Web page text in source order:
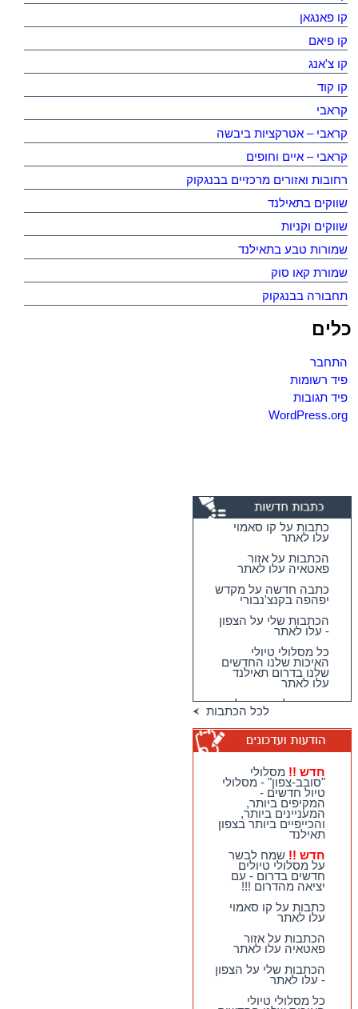
קו פאנגאן
קו פיאם
קו צ'אנג
קו קוד
קראבי
קראבי – אטרקציות ביבשה
קראבי – איים וחופים
רחובות ואזורים מרכזיים בבנגקוק
שווקים בתאילנד
שווקים וקניות
שמורות טבע בתאילנד
שמורת קאו סוק
תחבורה בבנגקוק
כלים
התחבר
פיד רשומות
פיד תגובות
WordPress.org
כתבות על קו סאמוי
עלו לאתר
הכתבות על אזור
פאטאיה עלו לאתר
כתבה חדשה על מקדש
יפהפה בקנצ'נבורי
הכתבות שלי על הצפון
- עלו לאתר
כל מסלולי טיולי
האיכות שלנו החדשים
שלנו בדרום תאילנד
עלו לאתר
מגוון גדול וחדש של
טיולי האיכות שלנו
טיולי יום מהואה הין -
מבחר גדול של
מסלולים כייפיים
וחווייתיים לנופשים
בהואה הין !!
חדש !!מסלולי
"סובב-צפון" - מסלולי
טיול חדשים - המקיפים
ביותר, המעניינים
ביותר, והכייפיים ביותר
בצפון תאילנד
חדש !! שמח לבשר על
מסלולי טיולים חדשים
בדרום - עם יציאה
מהדרום !!!
לכל הכתבות
חדש !! מסלולי
"סובב-צפון" - מסלולי
טיול חדשים -
המקיפים ביותר,
המעניינים ביותר,
והכייפיים ביותר בצפון
תאילנד
חדש !! שמח לבשר
על מסלולי טיולים
חדשים בדרום - עם
יציאה מהדרום !!!
כתבות על קו סאמוי
עלו לאתר
הכתבות על אזור
פאטאיה עלו לאתר
הכתבות שלי על הצפון
- עלו לאתר
כל מסלולי טיולי